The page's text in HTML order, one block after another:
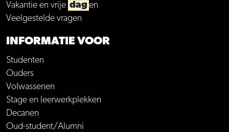
Vakantie en vrije dagen
Veelgestelde vragen
INFORMATIE VOOR
Studenten
Ouders
Volwassenen
Stage en leerwerkplekken
Decanen
Oud-student/Alumni